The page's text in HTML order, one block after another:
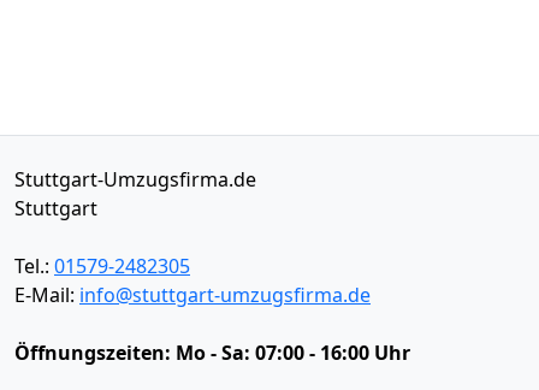
Stuttgart-Umzugsfirma.de
Stuttgart
Tel.: 01579-2482305
E-Mail: info@stuttgart-umzugsfirma.de
Öffnungszeiten: Mo - Sa: 07:00 - 16:00 Uhr